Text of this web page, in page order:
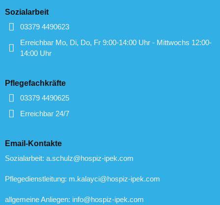
Sozialarbeit
03379 4490623
Erreichbar Mo, Di, Do, Fr 9:00-14:00 Uhr - Mittwochs 12:00-
14:00 Uhr
Pflegefachkräfte
03379 4490625
Erreichbar 24/7
Email-Kontakte
Sozialarbeit: a.schulz@hospiz-ipek.com
Pflegedienstleitung: m.kalayci@hospiz-ipek.com
allgemeine Anliegen: info@hospiz-ipek.com